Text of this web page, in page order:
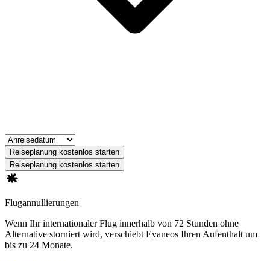
Reiseplanung kostenlos starten
Reiseplanung kostenlos starten
Flugannullierungen
Wenn Ihr internationaler Flug innerhalb von 72 Stunden ohne
Alternative storniert wird, verschiebt Evaneos Ihren Aufenthalt um
bis zu 24 Monate.